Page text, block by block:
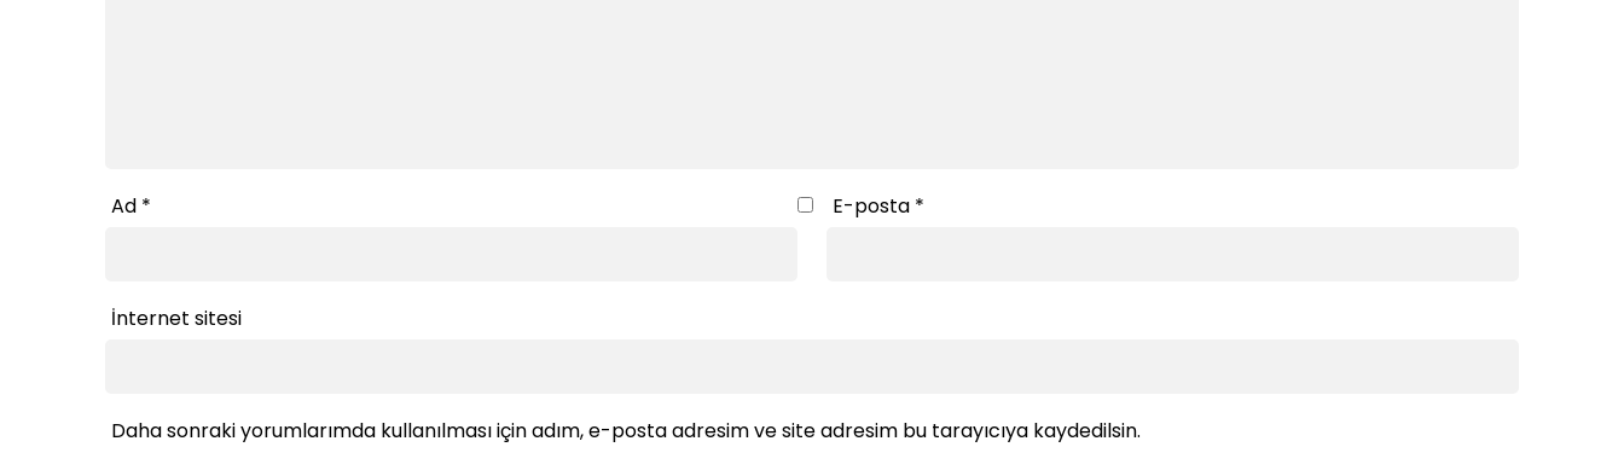
Ad * E-posta *
İnternet sitesi
Daha sonraki yorumlarımda kullanılması için adım, e-posta adresim ve site adresim bu tarayıcıya kaydedilsin.